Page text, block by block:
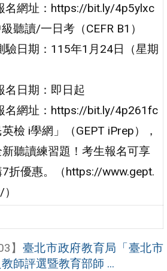
名網址：https://bit.ly/4p5ylxc
聽讀/一日考（CEFR B1）
驗日期：115年1月24日（星期
名日期：即日起
名網址：https://bit.ly/4p261fc
英檢 i學網」（GEPT iPrep），
聽讀練習題！考生報名可享
7折優惠。（https://www.gept.
】 臺北市政府教育局「臺北市
師評選暨教育部師 ...